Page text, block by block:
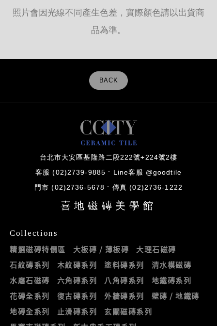
照片會因光線不同產生色差，實際顏色請以出貨商
品為準。
BACK
台北市大安區基隆路二段222號+224號2樓
客服 (02)2739-9885 Line客服 @goodtile
門市 (02)2736-5678 傳真 (02)2736-1222
喜地磁磚美學館
Collections
精選磁磚特價區 大板磚 / 薄板磚
大理石磁磚
石紋磚系列
木紋磚系列 塗料磚系列
清水模磁磚
水磨石磁磚
六角磚系列 八角磚系列
地鐵磚系列
花磚全系列
復古磚系列 外牆磚系列
壁磚 / 地鐵磚
地磚全系列
止滑磚系列
玄關磁磚系列